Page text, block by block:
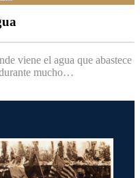
viene el agua que abastece
mucho…